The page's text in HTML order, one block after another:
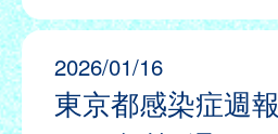
2026/01/16
東京都感染症週報